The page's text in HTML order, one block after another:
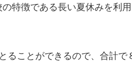
特徴である長い夏休みを利
ることができるので、合計で